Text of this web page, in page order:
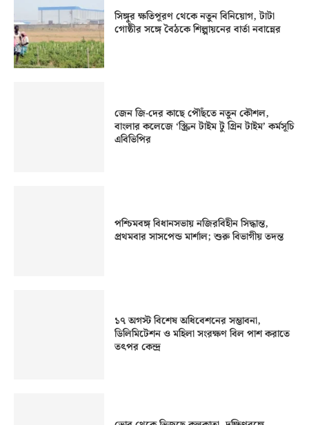
সিঙ্গুর ক্ষতিপূরণ থেকে নতুন বিনিয়োগ, টাটা
গোষ্ঠীর সঙ্গে বৈঠকে শিল্পায়নের বার্তা নবান্নের
জেন জি-দের কাছে পৌঁছতে নতুন কৌশল,
বাংলার কলেজে ‘স্ক্রিন টাইম টু গ্রিন টাইম’ কর্মসূচি
এবিভিপির
পশ্চিমবঙ্গ বিধানসভায় নজিরবিহীন সিদ্ধান্ত,
প্রথমবার সাসপেন্ড মার্শাল; শুরু বিভাগীয় তদন্ত
১৭ অগস্ট বিশেষ অধিবেশনের সম্ভাবনা,
ডিলিমিটেশন ও মহিলা সংরক্ষণ বিল পাশ করাতে
তৎপর কেন্দ্র